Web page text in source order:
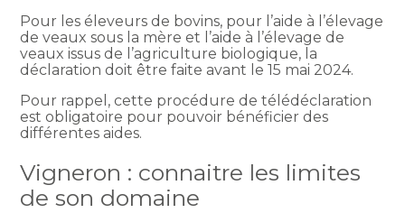
Pour les éleveurs de bovins, pour l’aide à l’élevage
de veaux sous la mère et l’aide à l’élevage de
veaux issus de l’agriculture biologique, la
déclaration doit être faite avant le 15 mai 2024.
Pour rappel, cette procédure de télédéclaration
est obligatoire pour pouvoir bénéficier des
différentes aides.
Vigneron : connaitre les limites
de son domaine